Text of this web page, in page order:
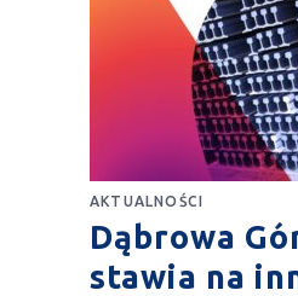
AKTUALNOŚCI
Dąbrowa
stawia na